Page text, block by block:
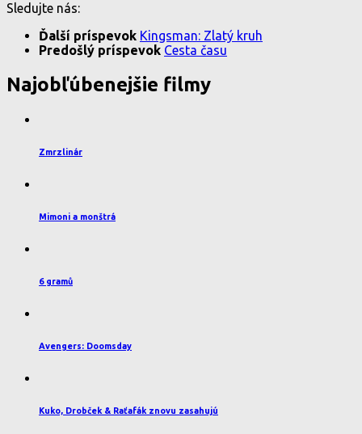
Sledujte nás:
Ďalší príspevok Kingsman: Zlatý kruh
Predošlý príspevok Cesta času
Najobľúbenejšie filmy
Zmrzlinár
Mimoni a monštrá
6 gramů
Avengers: Doomsday
Kuko, Drobček & Raťafák znovu zasahujú